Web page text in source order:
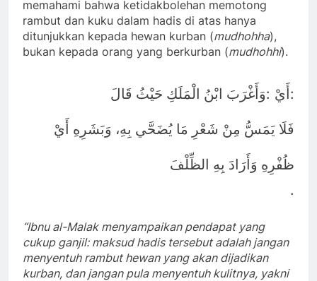
memahami bahwa ketidakbolehan memotong
rambut dan kuku dalam hadis di atas hanya
ditunjukkan kepada hewan kurban (mudhohha),
bukan kepada orang yang berkurban (mudhohhi).
وَأَغْرَبَ ابْنُ الْمَلَكِ حَيْثُ قَالَ: أَيْ :
فَلَا يَمَسُّ مِنْ شَعْرِ مَا يُضَحَّي بِهِ، وَبَشَرِهِ أَيْ
ظُفْرِهِ وَأَرَادَ بِهِ الظِّلْفَ
.
“Ibnu al-Malak menyampaikan pendapat yang
cukup ganjil: maksud hadis tersebut adalah jangan
menyentuh rambut hewan yang akan dijadikan
kurban, dan jangan pula menyentuh kulitnya, yakni